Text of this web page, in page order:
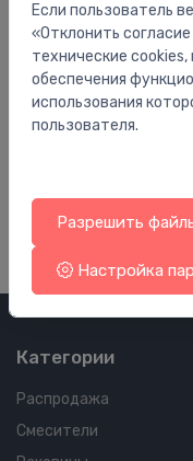
Радиаторные
142.01 €
Категории
Распродажа
Смесители
Если пользователь
«Отклонить
технические
обеспечения
использования
пользователя.
Разрешить
Настройка